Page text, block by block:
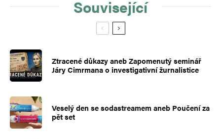
Související
Ztracené důkazy aneb Zapomenutý seminář
Járy Cimrmana o investigativní žurnalistice
Veselý den se sodastreamem aneb Poučení za
pět set